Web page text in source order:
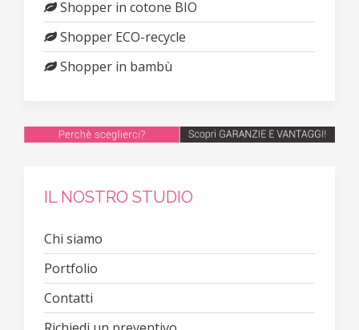
Shopper in cotone BIO
Shopper ECO-recycle
Shopper in bambù
IL NOSTRO STUDIO
Chi siamo
Portfolio
Contatti